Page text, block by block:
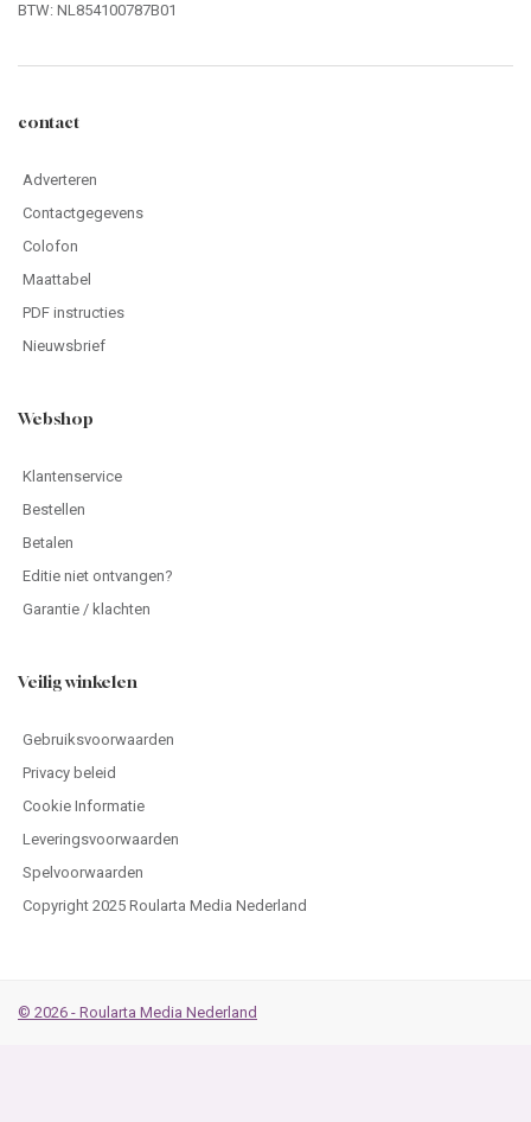
BTW: NL854100787B01
contact
Adverteren
Contactgegevens
Colofon
Maattabel
PDF instructies
Nieuwsbrief
Webshop
Klantenservice
Bestellen
Betalen
Editie niet ontvangen?
Garantie / klachten
Veilig winkelen
Gebruiksvoorwaarden
Privacy beleid
Cookie Informatie
Leveringsvoorwaarden
Spelvoorwaarden
Copyright 2025 Roularta Media Nederland
© 2026 - Roularta Media Nederland